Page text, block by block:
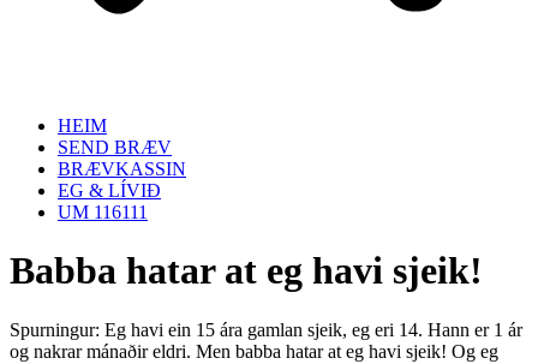
HEIM
SEND BRÆV
BRÆVKASSIN
EG & LÍVIÐ
UM 116111
Babba hatar at eg havi sjeik!
Spurningur: Eg havi ein 15 ára gamlan sjeik, eg eri 14. Hann er 1 ár
og nakrar mánaðir eldri. Men babba hatar at eg havi sjeik! Og eg